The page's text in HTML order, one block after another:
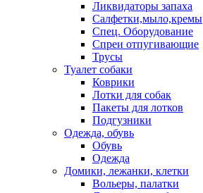
Ликвидаторы запаха
Салфетки,мыло,кремы
Спец. Оборудование
Спреи отпугивающие
Трусы
Туалет собаки
Коврики
Лотки для собак
Пакеты для лотков
Подгузники
Одежда, обувь
Обувь
Одежда
Домики, лежанки, клетки
Вольеры, палатки